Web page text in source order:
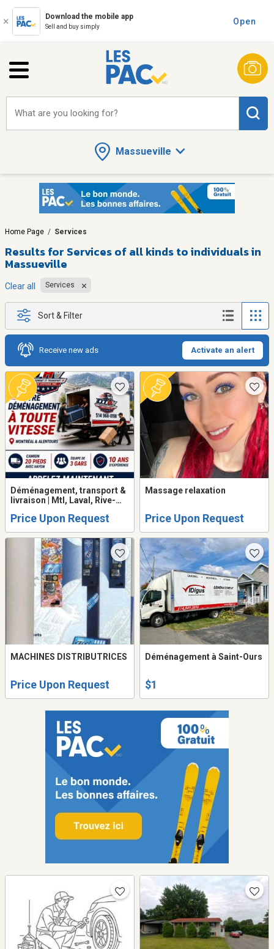
Download the mobile app
Sell and buy simply
Open
Massueville
What are you looking for?
Home Page / Services
Results for Services of all kinds to individuals in
Massueville
Clear all Services
Sort & Filter
Receive new ads Activate an alert
Déménagement, transport &
livraison | Mtl, Laval, Rive-
Price Upon Request
Massage relaxation
Price Upon Request
MACHINES DISTRIBUTRICES
Price Upon Request
Déménagement à Saint-Ours
$1